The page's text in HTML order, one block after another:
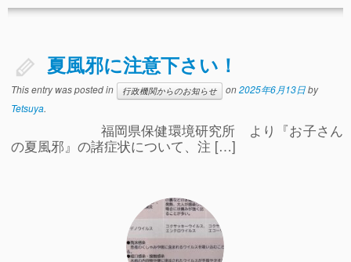
夏風邪に注意下さい！
This entry was posted in 行政機関からのお知らせ on2025年6月13日by
Tetsuya.
福岡県保健環境研究所 より『お子さん
の夏風邪』の諸症状について、注 […]